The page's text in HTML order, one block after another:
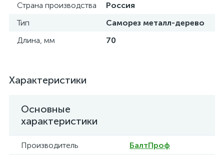
Страна производства
Россия
Тип
Саморез металл-дерево
Длина, мм
70
Характеристики
Основные
характеристики
Производитель
БалтПроф